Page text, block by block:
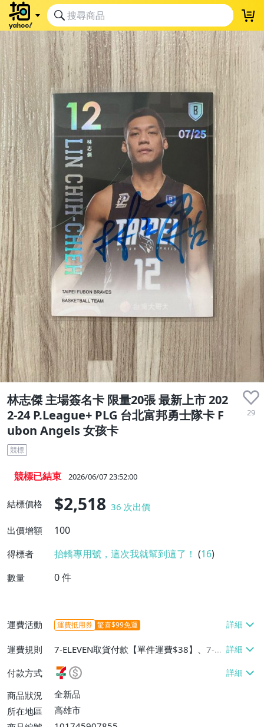
林志傑 主場簽名卡 限量20張 最新上市 202
2-24 P.League+ PLG 台北富邦勇士隊卡 F
ubon Angels 女孩卡
29
競標
競標已結束 2026/06/07 23:52:00
結標價格 $2,518 36 次出價
出價增額
100
得標者 抬轎專用號，這次我就幫到這了！ (16)
數量 0件
運費活動 運費抵用券 驚喜$99免運
運費規則
7-ELEVEN取貨付款【單件運費$38】、7-EL
EVEN取貨不付款【單件運費$38】、郵局掛
號【單件運費$50】
付款方式
商品狀況
全新品
所在地區
高雄市